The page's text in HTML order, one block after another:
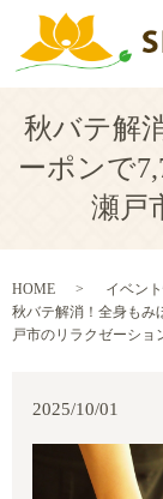
秋バテ解
ーポンで
瀬戸
HOME
イベン
秋バテ解消！全身もみ
戸市のリラクゼーショ
2025/10/01